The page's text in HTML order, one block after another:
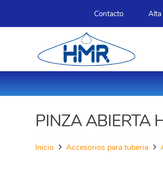
Contacto Alta
PINZA ABIERTA
Inicio Accesorios para tuberia